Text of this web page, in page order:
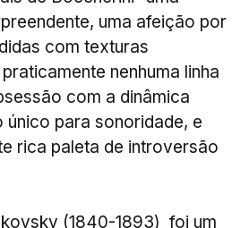
uma afeição por
com texturas
nenhuma linha
com a dinâmica
único para sonoridade, e
rica paleta de introversão
(1840-1893) foi um